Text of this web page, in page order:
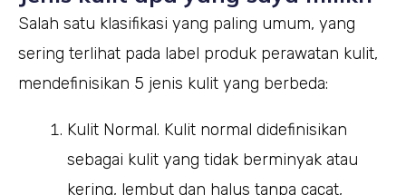
Salah satu klasifikasi yang paling umum, yang
sering terlihat pada label produk perawatan kulit,
mendefinisikan 5 jenis kulit yang berbeda:
Kulit Normal. Kulit normal didefinisikan
sebagai kulit yang tidak berminyak atau
kering, lembut dan halus tanpa cacat,